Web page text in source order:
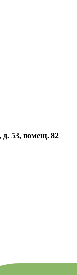
д. 53, помещ. 82